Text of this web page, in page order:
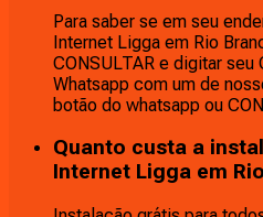
Para saber se em seu
Internet Ligga em Rio
CONSULTAR e digitar seu
Whatsapp com um de
botão do whatsapp ou
Quanto custa a
Internet Ligga em